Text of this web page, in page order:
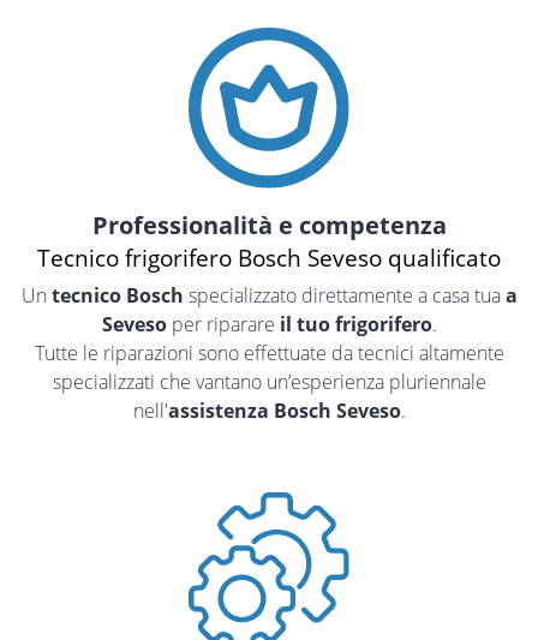
Professionalità e competenza
Tecnico frigorifero Bosch Seveso qualificato
Un tecnico Bosch specializzato direttamente a casa tuaa
Sevesoper riparare il tuo frigorifero.
Tutte le riparazioni sono effettuate da tecnici altamente
specializzati che vantano un’esperienza pluriennale
nell'assistenza Bosch Seveso.